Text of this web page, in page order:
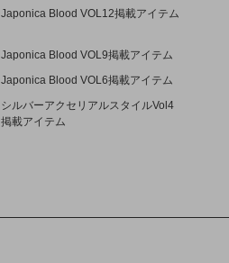
Japonica Blood VOL12掲載アイテム
Japonica Blood VOL9掲載アイテム
Japonica Blood VOL6掲載アイテム
シルバーアクセリアルスタイルVol4
掲載アイテム